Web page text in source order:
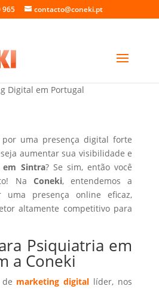
965 contacto@coneki.pt
em Sintra
Digital em Portugal
uma presença digital forte
aumentar sua visibilidade e
em Sintra? Se sim, então você
Na Coneki, entendemos a
uma presença online eficaz,
altamente competitivo para
Psiquiatria em
a Coneki
marketing digital líder, nos